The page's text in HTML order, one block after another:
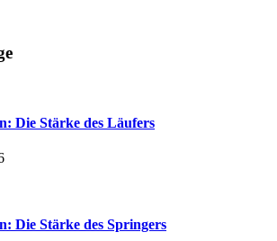
Die Stärke des Läufers
Die Stärke des Springers